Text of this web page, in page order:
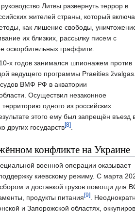
Литвы развернуть террор в
жителей страны, который
как лишение свободы,
их близких, рассылку писем с
оскорбительных граффити.
х годов занимался шпионажем против
ведущего программы Praeities žvalgas.
ВМФ РФ в акватории
Осуществил незаконное
одного из российских
этого ему был запрещён въезд
других государств[8].
конфликте на Украине
военной операции оказывает
киевскому режиму. С марта
и доставкой грузов помощи для
продукты питания[9].
и Запорожской областях,